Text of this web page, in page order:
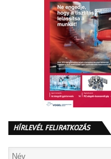
HÍRLEVÉL FELIRATKOZÁS